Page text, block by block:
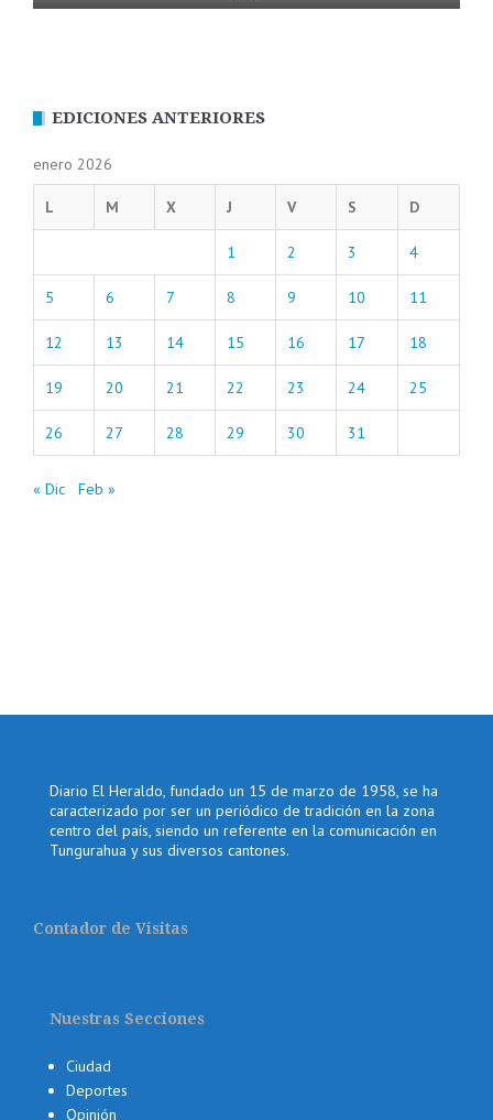
EDICIONES ANTERIORES
enero 2026
L M X J V S D
1 2 3 4
5 6 7 8 9 10 11
12 13 14 15 16 17 18
19 20 21 22 23 24 25
26 27 28 29 30 31
« Dic Feb »
Diario El Heraldo, fundado un 15 de marzo de 1958, se ha
caracterizado por ser un periódico de tradición en la zona
centro del país, siendo un referente en la comunicación en
Tungurahua y sus diversos cantones.
Contador de Visitas
Nuestras Secciones
Ciudad
Deportes
Opinión